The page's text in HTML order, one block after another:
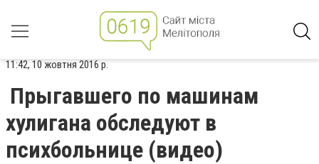
11:42, 10 жовтня 2016 р.
Прыгавшего по машинам
хулигана обследуют в
психбольнице (видео)